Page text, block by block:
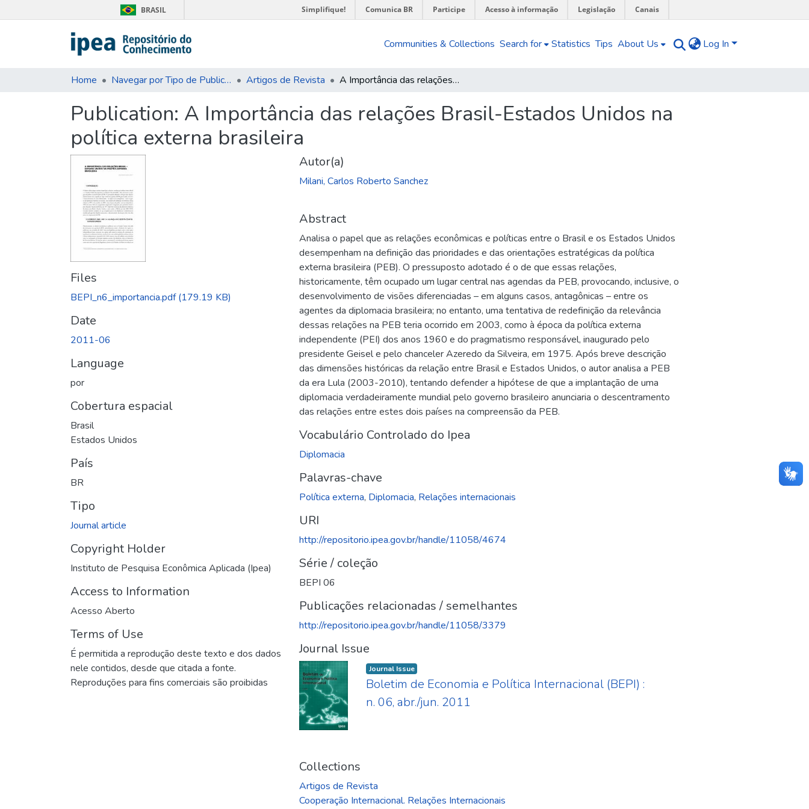
BRASIL Simplifique! Comunica BR Participe Acesso à informação Legislação Canais
Communities & Collections Search for Statistics Tips About Us Log In
Home Navegar por Tipo de Publicação Artigos de Revista A Importância das relações Brasil-Estados Unidos na política externa brasileira
Publication: A Importância das relações Brasil-Estados Unidos na
política externa brasileira
Files
BEPI_n6_importancia.pdf(179.19 KB)
Date
2011-06
Language
por
Cobertura espacial
Brasil
Estados Unidos
País
BR
Tipo
Journal article
Copyright Holder
Instituto de Pesquisa Econômica Aplicada (Ipea)
Access to Information
Acesso Aberto
Terms of Use
É permitida a reprodução deste texto e dos dados
nele contidos, desde que citada a fonte.
Reproduções para fins comerciais são proibidas
Autor(a)
Milani, Carlos Roberto Sanchez
Abstract
Analisa o papel que as relações econômicas e políticas entre o Brasil e os Estados Unidos
desempenham na definição das prioridades e das orientações estratégicas da política
externa brasileira (PEB). O pressuposto adotado é o de que essas relações,
historicamente, têm ocupado um lugar central nas agendas da PEB, provocando, inclusive, o
desenvolvimento de visões diferenciadas – em alguns casos, antagônicas – entre os
agentes da diplomacia brasileira; no entanto, uma tentativa de redefinição da relevância
dessas relações na PEB teria ocorrido em 2003, como à época da política externa
independente (PEI) dos anos 1960 e do pragmatismo responsável, inaugurado pelo
presidente Geisel e pelo chanceler Azeredo da Silveira, em 1975. Após breve descrição
das dimensões históricas da relação entre Brasil e Estados Unidos, o autor analisa a PEB
da era Lula (2003-2010), tentando defender a hipótese de que a implantação de uma
diplomacia verdadeiramente mundial pelo governo brasileiro anunciaria o descentramento
das relações entre estes dois países na compreensão da PEB.
Vocabulário Controlado do Ipea
Diplomacia
Palavras-chave
Política externa, Diplomacia, Relações internacionais
URI
http://repositorio.ipea.gov.br/handle/11058/4674
Série / coleção
BEPI 06
Publicações relacionadas / semelhantes
http://repositorio.ipea.gov.br/handle/11058/3379
Journal Issue
Journal Issue
Boletim de Economia e Política Internacional (BEPI) :
n. 06, abr./jun. 2011
Collections
Artigos de Revista
Cooperação Internacional. Relações Internacionais